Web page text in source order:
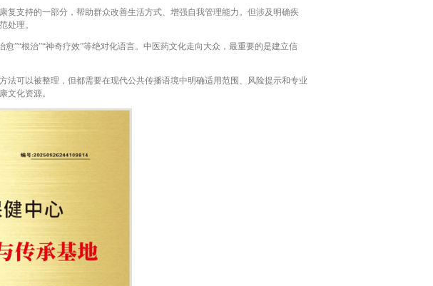
支持的一部分，帮助群众改善生活方式、增强自我管理能力。但涉及明确疾
处理。
”“根治”“神奇疗效”等绝对化语言。中医药文化走向大众，最重要的是建立信
可以被整理，但都需要在现代公共传播语境中明确适用范围、风险提示和专业
文化资源。